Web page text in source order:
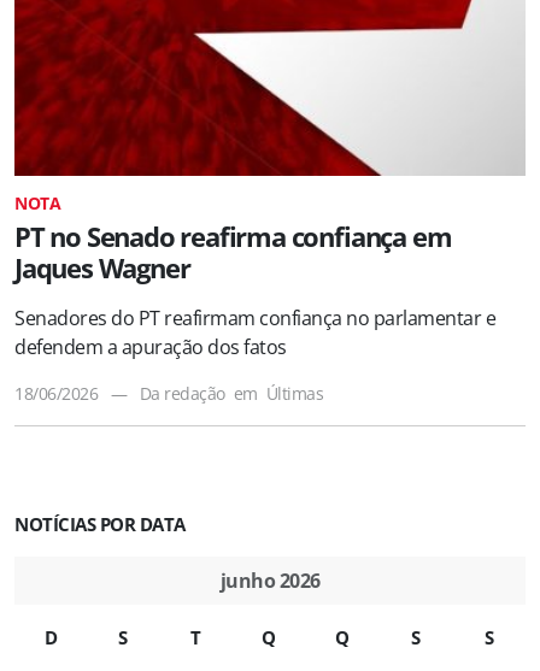
NOTA
PT no Senado reafirma confiança em
Jaques Wagner
Senadores do PT reafirmam confiança no parlamentar e
defendem a apuração dos fatos
18/06/2026 — Da redação em Últimas
NOTÍCIAS POR DATA
junho 2026
D S T Q Q S S